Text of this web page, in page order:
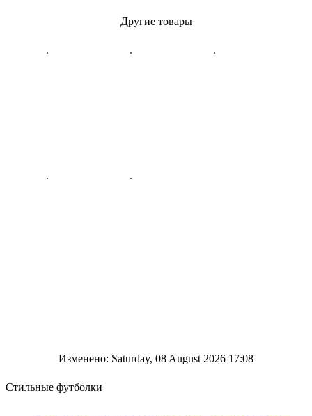
Другие товары
Изменено: Saturday, 08 August 2026 17:08
Стильные футболки